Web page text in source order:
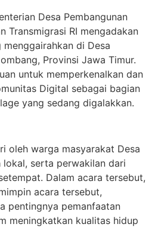
Desa Pembangunan
Transmigrasi RI mengadakan
di Desa
Provinsi Jawa Timur.
untuk memperkenalkan dan
Digital sebagai bagian
yang sedang digalakkan.
oleh warga masyarakat Desa
serta perwakilan dari
Dalam acara tersebut,
acara tersebut,
pentingnya pemanfaatan
meningkatkan kualitas hidup